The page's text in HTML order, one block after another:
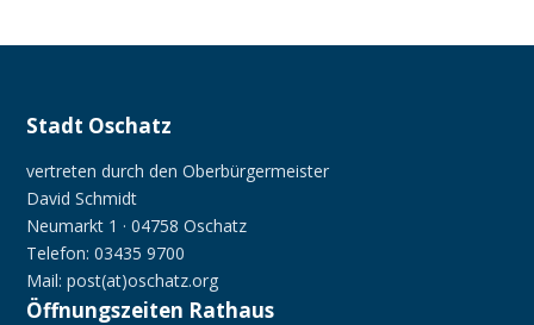
Stadt Oschatz
vertreten durch den Oberbürgermeister
David Schmidt
Neumarkt 1 · 04758 Oschatz
Telefon: 03435 9700
Mail: post(at)oschatz.org
Öffnungszeiten Rathaus